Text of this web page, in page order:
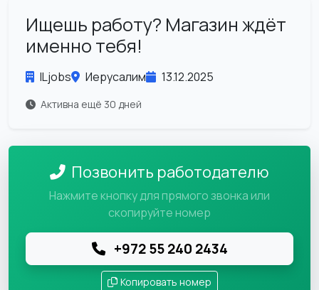
Ищешь работу? Магазин ждёт
именно тебя!
ILjobs Иерусалим 13.12.2025
Активна ещё 30 дней
Позвонить работодателю
Нажмите кнопку для прямого звонка или
скопируйте номер
+972 55 240 2434
Копировать номер